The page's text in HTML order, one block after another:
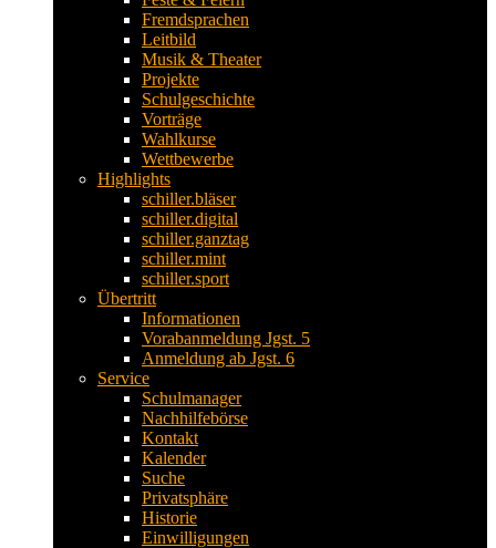
Fremdsprachen
Leitbild
Musik & Theater
Projekte
Schulgeschichte
Vorträge
Wahlkurse
Wettbewerbe
Highlights
schiller.bläser
schiller.digital
schiller.ganztag
schiller.mint
schiller.sport
Übertritt
Informationen
Vorabanmeldung Jgst. 5
Anmeldung ab Jgst. 6
Service
Schulmanager
Nachhilfebörse
Kontakt
Kalender
Suche
Privatsphäre
Historie
Einwilligungen